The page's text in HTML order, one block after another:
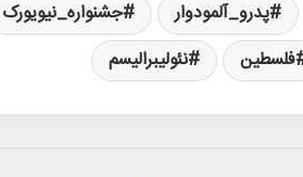
پدرو_آلمودوار جشنواره_نیویورک
فلسطین نئولیبرالیسم